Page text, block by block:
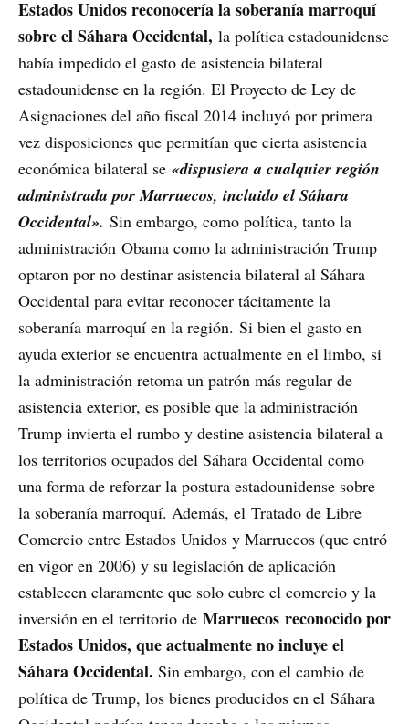
Estados Unidos reconocería la soberanía marroquí
sobre el Sáhara Occidental, la política estadounidense
había impedido el gasto de asistencia bilateral
estadounidense en la región. El Proyecto de Ley de
Asignaciones del año fiscal 2014 incluyó por primera
vez disposiciones que permitían que cierta asistencia
económica bilateral se «dispusiera a cualquier región
administrada por Marruecos, incluido el Sáhara
Occidental». Sin embargo, como política, tanto la
administración Obama como la administración Trump
optaron por no destinar asistencia bilateral al Sáhara
Occidental para evitar reconocer tácitamente la
soberanía marroquí en la región. Si bien el gasto en
ayuda exterior se encuentra actualmente en el limbo, si
la administración retoma un patrón más regular de
asistencia exterior, es posible que la administración
Trump invierta el rumbo y destine asistencia bilateral a
los territorios ocupados del Sáhara Occidental como
una forma de reforzar la postura estadounidense sobre
la soberanía marroquí. Además, el Tratado de Libre
Comercio entre Estados Unidos y Marruecos (que entró
en vigor en 2006) y su legislación de aplicación
establecen claramente que solo cubre el comercio y la
inversión en el territorio de Marruecos reconocido por
Estados Unidos, que actualmente no incluye el
Sáhara Occidental. Sin embargo, con el cambio de
política de Trump, los bienes producidos en el Sáhara